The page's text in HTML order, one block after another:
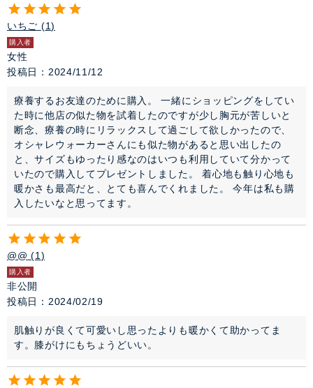
いちご 1
購入者
女性
投稿日
2024/11/12
療養するお友達のために購入。 一緒にショッピングをしてい
た時に他店の似た物を試着したのですが少し胸元が苦しいと
断念、療養の時にリラックスして過ごして欲しかったので、
オシャレウォーカーさんにも似た物があると思い出したの
と、サイズもゆったり感なのはいつも利用していて分かって
いたので購入してプレゼントしました。 着心地も触り心地も
暖かさも最高だと、とても喜んでくれました。 今年は私も購
入したいなと思ってます。
@@ 1
購入者
非公開
投稿日
2024/02/19
肌触りが良くて可愛いし思ったよりも暖かくて助かってま
す。膝がけにもちょうどいい。